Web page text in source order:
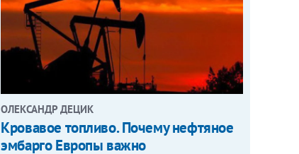
ОЛЕКСАНДР ДЕЦИК
Кровавое топливо. Почему нефтяное
эмбарго Европы важно